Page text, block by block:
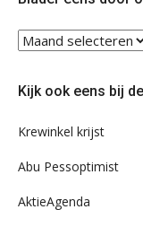
Blader
eens
ons
Kijk ook eens bij
Krewinkel krijst
Abu Pessoptimist
AktieAgenda